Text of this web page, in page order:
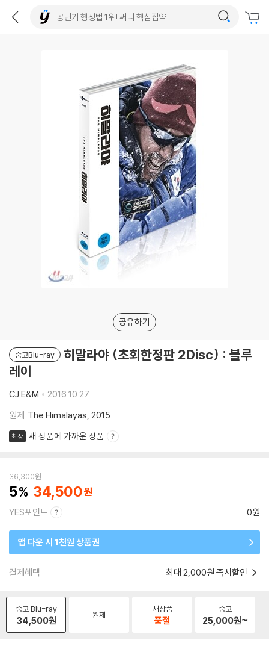
공유하기
중고Blu-ray
히말라야 (초회한정판 2Disc) : 블루
레이
CJ E&M
2016.10.27.
원제 The Himalayas, 2015
최상 새 상품에 가까운 상품
36,300원
5 34,500
YES포인트 0원
앱 다운 시 1천원 상품권
결제혜택 최대 2,000원 즉시할인
중고 Blu-ray
34,500원 원제
새상품
품절
중고
25,000원~